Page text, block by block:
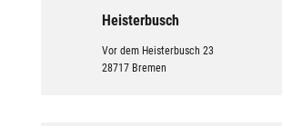
Heisterbusch
Vor dem Heisterbusch 23
28717 Bremen